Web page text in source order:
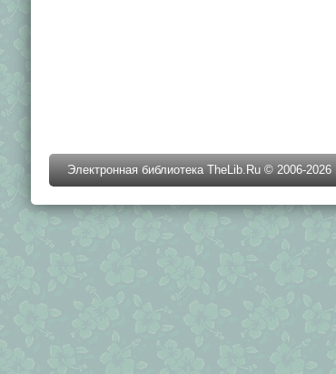
Электронная библиотека TheLib.Ru © 2006-2026 |